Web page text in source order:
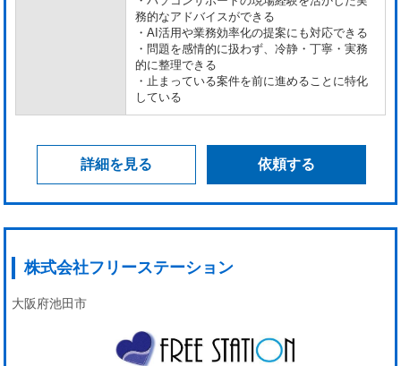
務的なアドバイスができる
・AI活用や業務効率化の提案にも対応できる
・問題を感情的に扱わず、冷静・丁寧・実務
的に整理できる
・止まっている案件を前に進めることに特化
している
詳細を見る 依頼する
株式会社フリーステーション
大阪府池田市